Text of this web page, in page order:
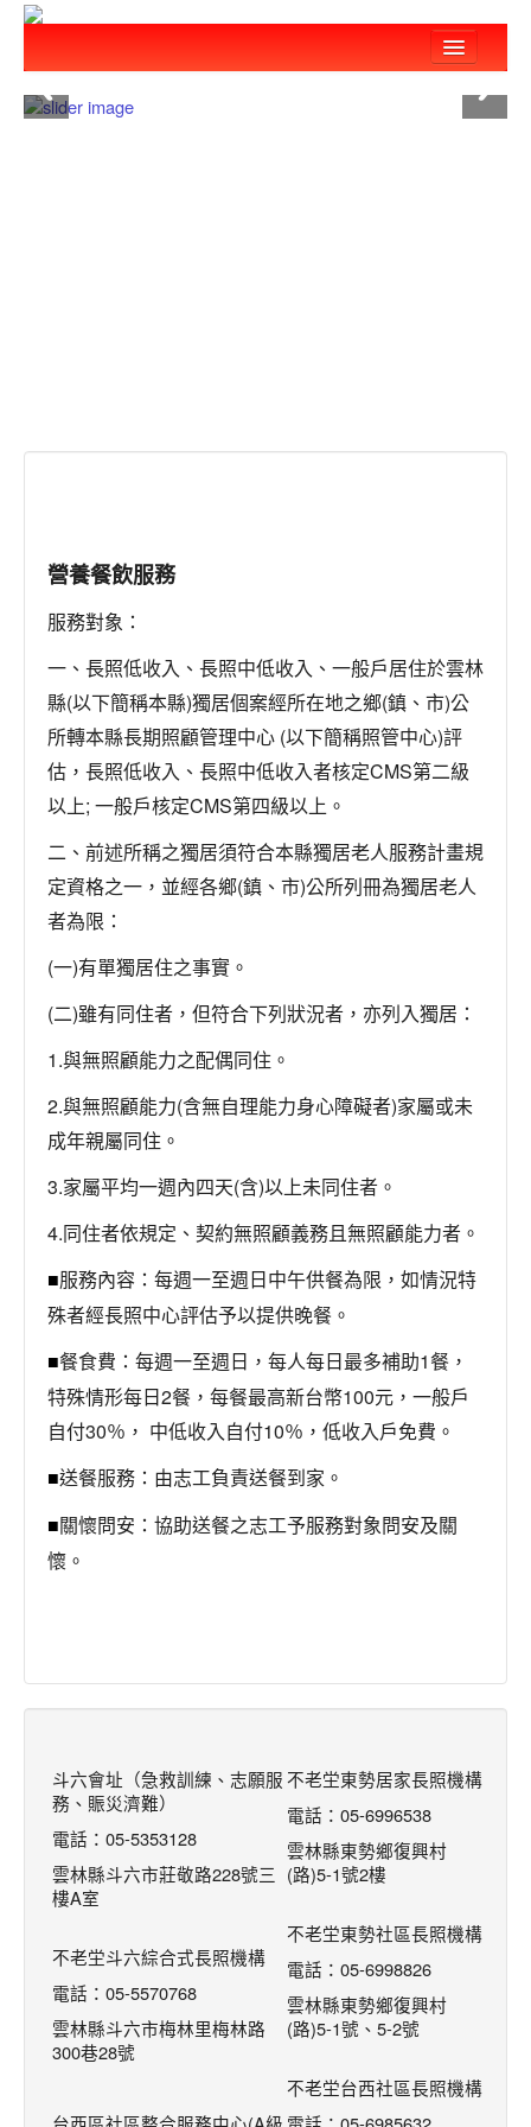
回首頁
留言板/志工招募
營養餐飲服務
服務對象：
一、長照低收入、長照中低收入、一般戶居住於雲林
縣(以下簡稱本縣)獨居個案經所在地之鄉(鎮、市)公
所轉本縣長期照顧管理中心 (以下簡稱照管中心)評
估，長照低收入、長照中低收入者核定CMS第二級
以上; 一般戶核定CMS第四級以上。
二、前述所稱之獨居須符合本縣獨居老人服務計畫規
定資格之一，並經各鄉(鎮、市)公所列冊為獨居老人
者為限：
(一)有單獨居住之事實。
(二)雖有同住者，但符合下列狀況者，亦列入獨居：
1.與無照顧能力之配偶同住。
2.與無照顧能力(含無自理能力身心障礙者)家屬或未
成年親屬同住。
3.家屬平均一週內四天(含)以上未同住者。
4.同住者依規定、契約無照顧義務且無照顧能力者。
■服務內容：每週一至週日中午供餐為限，如情況特
殊者經長照中心評估予以提供晚餐。
■餐食費：每週一至週日，每人每日最多補助1餐，
特殊情形每日2餐，每餐最高新台幣100元，一般戶
自付30％， 中低收入自付10％，低收入戶免費。
■送餐服務：由志工負責送餐到家。
■關懷問安：協助送餐之志工予服務對象問安及關
懷。
斗六會址（急救訓練、志願服
務、賑災濟難）
電話：05-5353128
雲林縣斗六市莊敬路228號三
樓A室
不老坣斗六綜合式長照機構
電話：05-5570768
雲林縣斗六市梅林里梅林路
300巷28號
不老坣東勢居家長照機構
電話：05-6996538
雲林縣東勢鄉復興村
(路)5-1號2樓
不老坣東勢社區長照機構
電話：05-6998826
雲林縣東勢鄉復興村
(路)5-1號、5-2號
不老坣台西社區長照機構